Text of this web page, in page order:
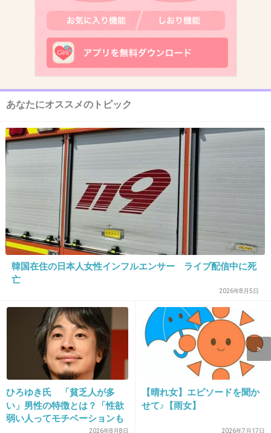
そんな事言われてもあと30年生きるかもしれんし明日交通事故で死ぬかも知れ
誰に何と言われようと今を生きろ
4件の返信
+24 -36
14. 匿名2026/06/02(火) 14:32:33
片付けして会いたい人に会っておくかな。
+183
15. 匿名2026/06/02(火) 14:32:36
10年より長く生きることも考えて無茶はしない
投資も続けるだろうし、無駄遣いもしないと思
ただ、いつその日が来ても良いように遺言書は
ちゃんと用意して
部屋は片付けると思う
2件の返信
あなたにオススメのトピック
韓国在住の日本人女性インフルエンサー ライブ配信中に死
亡
2026年8月5日
ひろゆき氏 「貧乏人が多
い」男性の特徴とは？「性欲
弱い人ってモチベーションも
2026年8月8日
【晴れ女】エピソードを聞か
せて♪【雨女】
2026年7月17日